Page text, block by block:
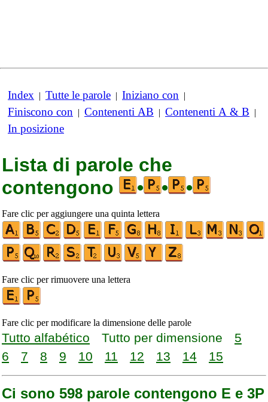
Index | Tutte le parole | Iniziano con |
Finiscono con | Contenenti AB | Contenenti A & B |
In posizione
Lista di parole che
contengono
• • •
Fare clic per aggiungere una quinta lettera
Fare clic per rimuovere una lettera
Fare clic per modificare la dimensione delle parole
Tutto alfabético Tutto per dimensione
5
6
7 8 9 10 11 12 13 14 15
Ci sono 598 parole contengono E e 3P